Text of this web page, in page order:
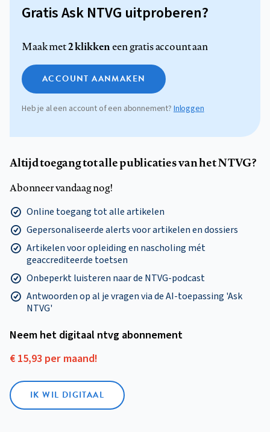
Gratis Ask NTVG uitproberen?
Maak met2 klikkeneen gratis account aan
ACCOUNT AANMAKEN
Heb je al een account of een abonnement?Inloggen
Altijd toegang tot alle publicaties van het NTVG?
Abonneer vandaag nog!
Online toegang tot alle artikelen
Gepersonaliseerde alerts voor artikelen en dossiers
Artikelen voor opleiding en nascholing mét
geaccrediteerde toetsen
Onbeperkt luisteren naar de NTVG-podcast
Antwoorden op al je vragen via de AI-toepassing 'Ask
NTVG'
Neem het digitaal ntvg abonnement
€ 15,93 per maand!
IK WIL DIGITAAL